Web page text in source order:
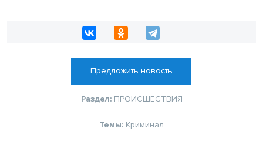
Предложить новость
Раздел: ПРОИСШЕСТВИЯ
Темы: Криминал